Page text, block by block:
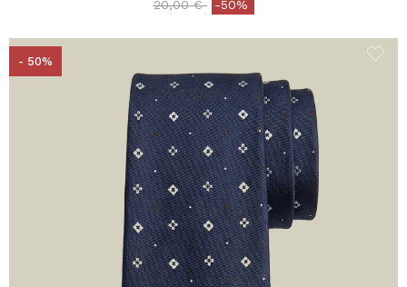
Price reduced from
20,00 €to-50%
- 50%